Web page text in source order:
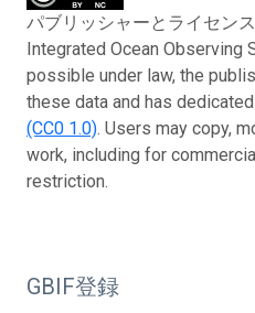
パブリッシャーとライセン
Integrated Ocean Observing
possible under law, the
these data and has
(CC0 1.0). Users may copy,
work, including for
restriction.
GBIF登録